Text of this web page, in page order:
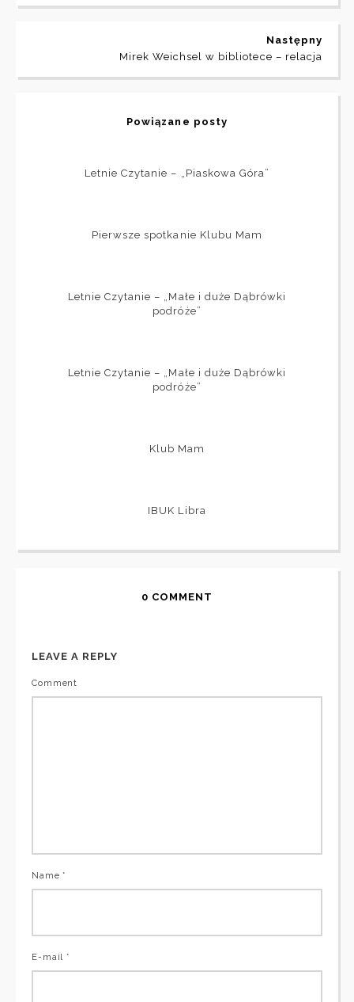
Następny
Mirek Weichsel w bibliotece – relacja
Powiązane posty
Letnie Czytanie – „Piaskowa Góra”
Pierwsze spotkanie Klubu Mam
Letnie Czytanie – „Małe i duże Dąbrówki
podróże”
Letnie Czytanie – „Małe i duże Dąbrówki
podróże”
Klub Mam
IBUK Libra
0 COMMENT
LEAVE A REPLY
Comment
Name *
E-mail *